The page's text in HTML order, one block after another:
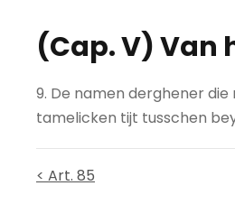
(Cap. V) Van
9. De namen derghener
tamelicken tijt tusschen
< Art. 85